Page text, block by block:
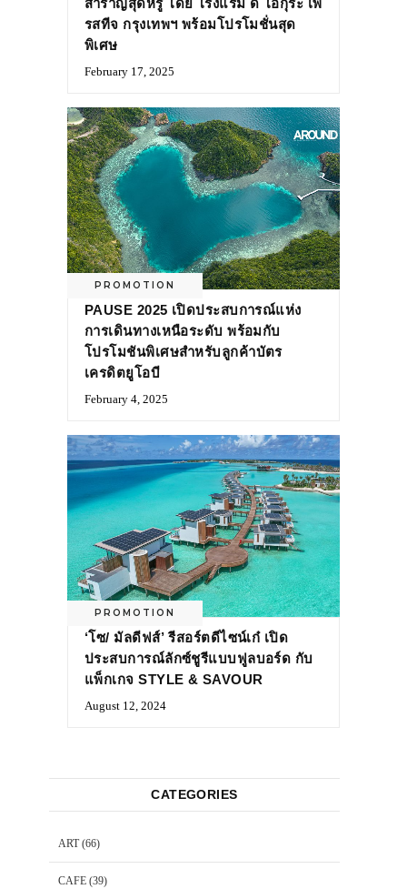
สำราญสุดหรู โดย โรงแรม ดิ โอกุระ เพ
รสทีจ กรุงเทพฯ พร้อมโปรโมชั่นสุด
พิเศษ
February 17, 2025
PROMOTION
PAUSE 2025 เปิดประสบการณ์แห่ง
การเดินทางเหนือระดับ พร้อมกับ
โปรโมชันพิเศษสำหรับลูกค้าบัตร
เครดิตยูโอบี
February 4, 2025
PROMOTION
‘โซ/ มัลดีฟส์’ รีสอร์ตดีไซน์เก๋ เปิด
ประสบการณ์ลักซ์ชูรีแบบฟูลบอร์ด กับ
แพ็กเกจ STYLE & SAVOUR
August 12, 2024
CATEGORIES
ART(66)
CAFE (39)